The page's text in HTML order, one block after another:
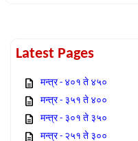
Latest Pages
मन्त्र - ४०१ ते ४५०
मन्त्र - ३५१ ते ४००
मन्त्र - ३०१ ते ३५०
मन्त्र - २५१ ते ३००